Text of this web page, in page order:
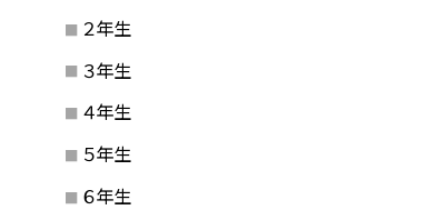
２年生
３年生
４年生
５年生
６年生